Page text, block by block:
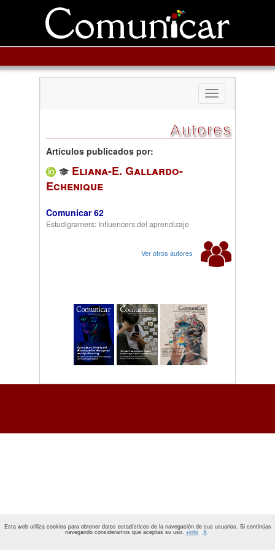
Toggle
navigation
Autores
Artículos publicados por:
Eliana-E. Gallardo-
Echenique
Comunicar 62
Estudigramers: Influencers del aprendizaje
Ver otros autores
Esta web utiliza cookies para obtener datos estadísticos de la navegación de sus usuarios. Si continúas
navegando consideramos que aceptas su uso. +info X